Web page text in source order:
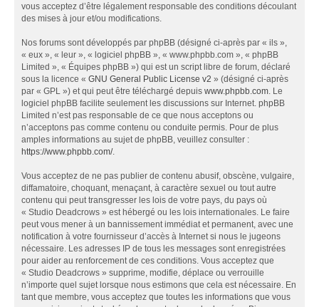
vous acceptez d’être légalement responsable des conditions découlant
des mises à jour et/ou modifications.
Nos forums sont développés par phpBB (désigné ci-après par « ils »,
« eux », « leur », « logiciel phpBB », « www.phpbb.com », « phpBB
Limited », « Équipes phpBB ») qui est un script libre de forum, déclaré
sous la licence « GNU General Public License v2 » (désigné ci-après
par « GPL ») et qui peut être téléchargé depuis www.phpbb.com. Le
logiciel phpBB facilite seulement les discussions sur Internet. phpBB
Limited n’est pas responsable de ce que nous acceptons ou
n’acceptons pas comme contenu ou conduite permis. Pour de plus
amples informations au sujet de phpBB, veuillez consulter :
https://www.phpbb.com/.
Vous acceptez de ne pas publier de contenu abusif, obscène, vulgaire,
diffamatoire, choquant, menaçant, à caractère sexuel ou tout autre
contenu qui peut transgresser les lois de votre pays, du pays où
« Studio Deadcrows » est hébergé ou les lois internationales. Le faire
peut vous mener à un bannissement immédiat et permanent, avec une
notification à votre fournisseur d’accès à Internet si nous le jugeons
nécessaire. Les adresses IP de tous les messages sont enregistrées
pour aider au renforcement de ces conditions. Vous acceptez que
« Studio Deadcrows » supprime, modifie, déplace ou verrouille
n’importe quel sujet lorsque nous estimons que cela est nécessaire. En
tant que membre, vous acceptez que toutes les informations que vous